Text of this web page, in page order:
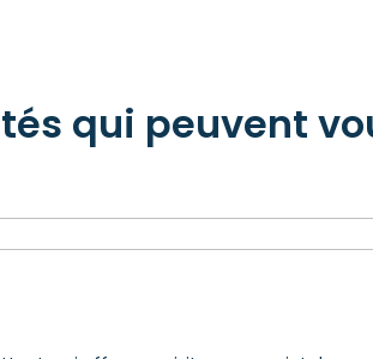
qui peuvent